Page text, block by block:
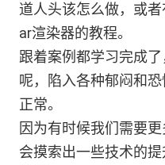
道人头该怎么做，或
ar渲染器的教程。
跟着案例都学习完成
呢，陷入各种郁闷和
正常。
因为有时候我们需要
会摸索出一些技术的